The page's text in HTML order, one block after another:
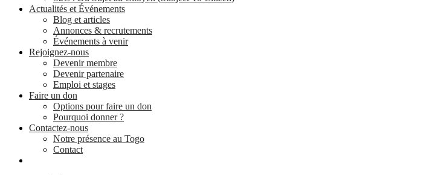
Actualités et Événements
Blog et articles
Annonces & recrutements
Événements à venir
Rejoignez-nous
Devenir membre
Devenir partenaire
Emploi et stages
Faire un don
Options pour faire un don
Pourquoi donner ?
Contactez-nous
Notre présence au Togo
Contact